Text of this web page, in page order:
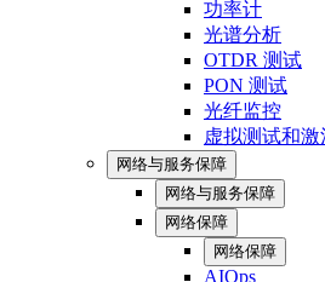
功率计
光谱分析
OTDR 测试
PON 测试
光纤监控
虚拟测试和激
网络与服务保障
网络与服务保障
网络保障
网络保障
AIOps